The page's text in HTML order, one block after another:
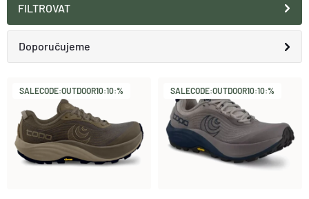
FILTROVAT
Ř
A
Z
E
Doporučujeme
Nejdražší
Nejprodávanější
V
Ý
P
SALECODE:OUTDOOR10:10:% SALECODE:OUTDOOR10:10:%